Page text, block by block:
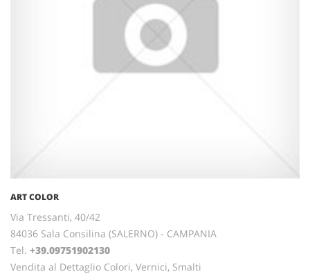
ART COLOR
Via Tressanti, 40/42
84036 Sala Consilina (SALERNO) - CAMPANIA
Tel. +39.09751902130
Vendita al Dettaglio Colori, Vernici, Smalti